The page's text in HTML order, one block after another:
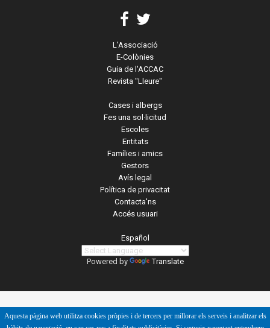
L'Associació
E-Colònies
Guia de l'ACCAC
Revista "Lleure"
Cases i albergs
Fes una sol·licitud
Escoles
Entitats
Famílies i amics
Gestors
Avís legal
Política de privacitat
Contacta'ns
Accés usuari
Español
Powered by Translate
Aquesta pàgina web utilitza cookies pròpies i de tercers per millorar els serveis i analitzar els